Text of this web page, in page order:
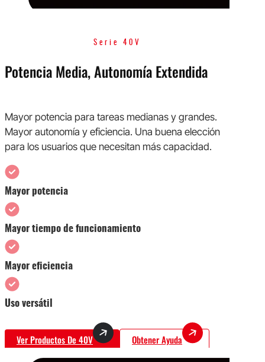
Serie 40V
Potencia Media, Autonomía Extendida
Mayor potencia para tareas medianas y grandes.
Mayor autonomía y eficiencia. Una buena elección
para los usuarios que necesitan más capacidad.
Mayor potencia
Mayor tiempo de funcionamiento
Mayor eficiencia
Uso versátil
Ver Productos De 40V Obtener Ayuda